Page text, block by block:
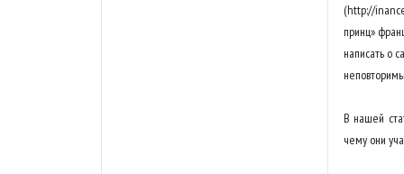
(http://
принц»
написать о
В нашей
чему они